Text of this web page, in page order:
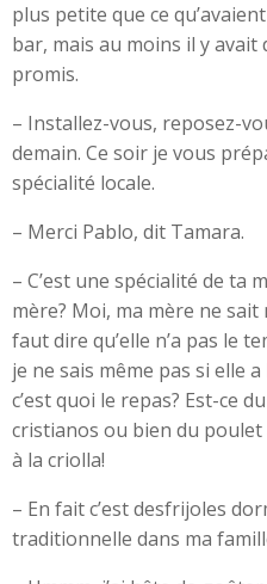
plus petite que ce
bar, mais au moins il y avait
promis.
– Installez-vous, reposez-
demain. Ce soir je vous
spécialité locale.
– Merci Pablo, dit Tamara.
– C’est une spécialité de ta
mère? Moi, ma mère ne
faut dire qu’elle n’a pas le
je ne sais même pas si elle
c’est quoi le repas? Est-ce
cristianos ou bien du poulet
à la criolla!
– En fait c’est desfrijoles
traditionnelle dans ma